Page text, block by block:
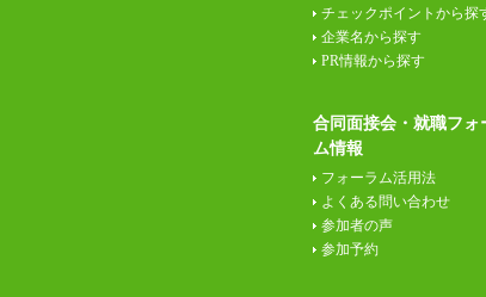
チェックポイントから探
企業名から探す
PR情報から探す
合同面接会・就職フォ
ム情報
フォーラム活用法
よくある問い合わせ
参加者の声
参加予約